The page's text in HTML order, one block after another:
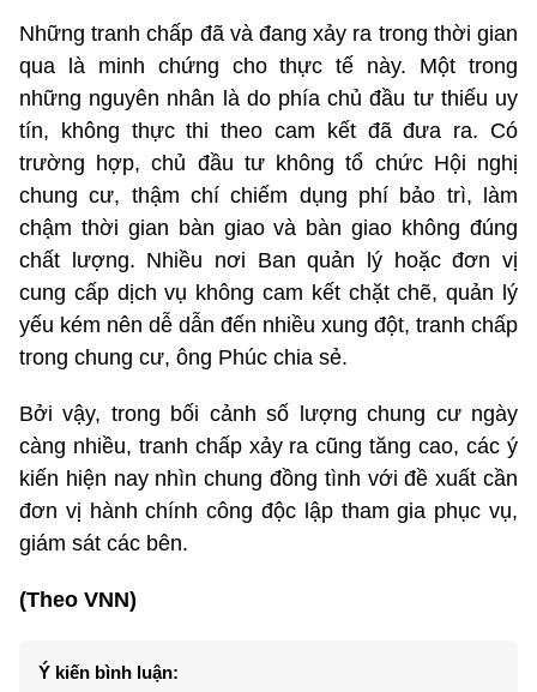
Những tranh chấp đã và đang xảy ra trong thời gian
qua là minh chứng cho thực tế này. Một trong
những nguyên nhân là do phía chủ đầu tư thiếu uy
tín, không thực thi theo cam kết đã đưa ra. Có
trường hợp, chủ đầu tư không tổ chức Hội nghị
chung cư, thậm chí chiếm dụng phí bảo trì, làm
chậm thời gian bàn giao và bàn giao không đúng
chất lượng. Nhiều nơi Ban quản lý hoặc đơn vị
cung cấp dịch vụ không cam kết chặt chẽ, quản lý
yếu kém nên dễ dẫn đến nhiều xung đột, tranh chấp
trong chung cư, ông Phúc chia sẻ.
Bởi vậy, trong bối cảnh số lượng chung cư ngày
càng nhiều, tranh chấp xảy ra cũng tăng cao, các ý
kiến hiện nay nhìn chung đồng tình với đề xuất cần
đơn vị hành chính công độc lập tham gia phục vụ,
giám sát các bên.
(Theo VNN)
Ý kiến bình luận: